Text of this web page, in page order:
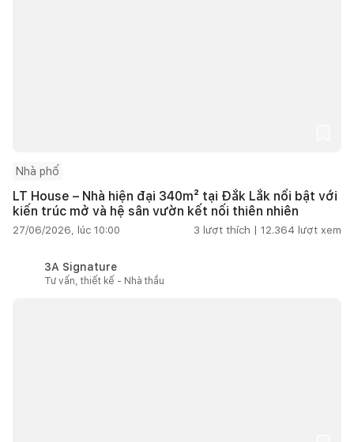
Nhà phố
LT House – Nhà hiện đại 340m² tại Đắk Lắk nổi bật với
kiến trúc mở và hệ sân vườn kết nối thiên nhiên
27/06/2026, lúc 10:00 3 lượt thích | 12.364 lượt xem
3A Signature
Tư vấn, thiết kế - Nhà thầu